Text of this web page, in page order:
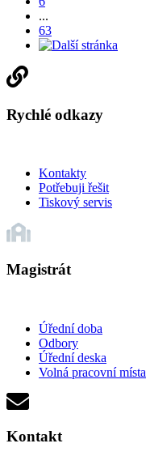
...
63
Rychlé odkazy
Kontakty
Potřebuji řešit
Tiskový servis
Magistrát
Úřední doba
Odbory
Úřední deska
Volná pracovní místa
Kontakt